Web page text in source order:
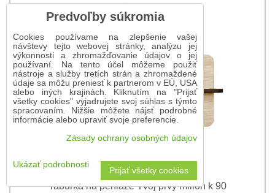
Tabuľka na peniaze Tvoj prvý milión k 90
Predvoľby súkromia
Cookies používame na zlepšenie vašej
návštevy tejto webovej stránky, analýzu jej
výkonnosti a zhromažďovanie údajov o jej
používaní. Na tento účel môžeme použiť
nástroje a služby tretích strán a zhromaždené
údaje sa môžu preniesť k partnerom v EÚ, USA
alebo iných krajinách. Kliknutím na "Prijať
všetky cookies" vyjadrujete svoj súhlas s týmto
spracovaním. Nižšie môžete nájsť podrobné
informácie alebo upraviť svoje preferencie.
Zásady ochrany osobných údajov
Ukázať podrobnosti
Prijať všetky cookies